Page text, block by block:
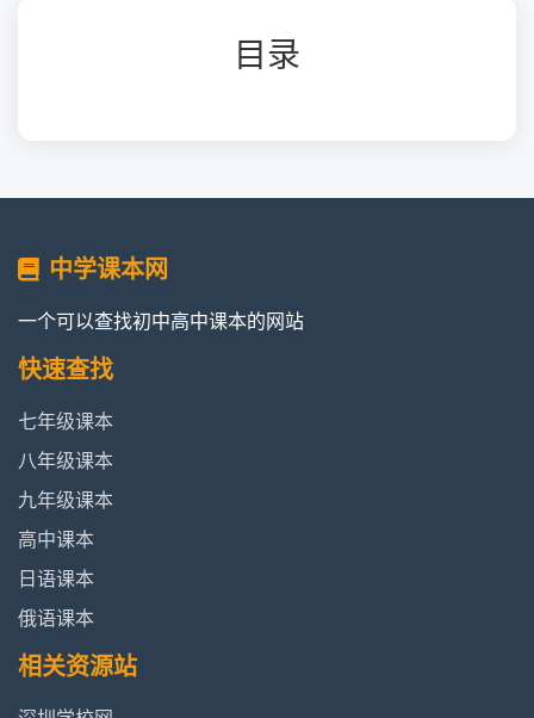
目录
中学课本网
一个可以查找初中高中课本的网站
快速查找
七年级课本
八年级课本
九年级课本
高中课本
日语课本
俄语课本
相关资源站